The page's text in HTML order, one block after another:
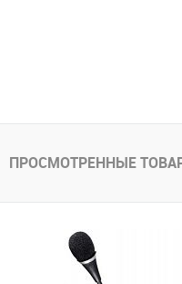
ПРОСМОТРЕННЫЕ